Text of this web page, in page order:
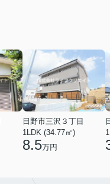
日野市三沢３丁目
1LDK (34.77㎡)
8.5万円